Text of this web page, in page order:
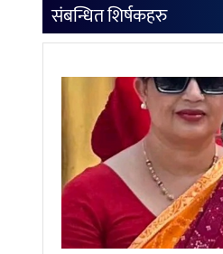
संबन्धित शिर्षकहरु